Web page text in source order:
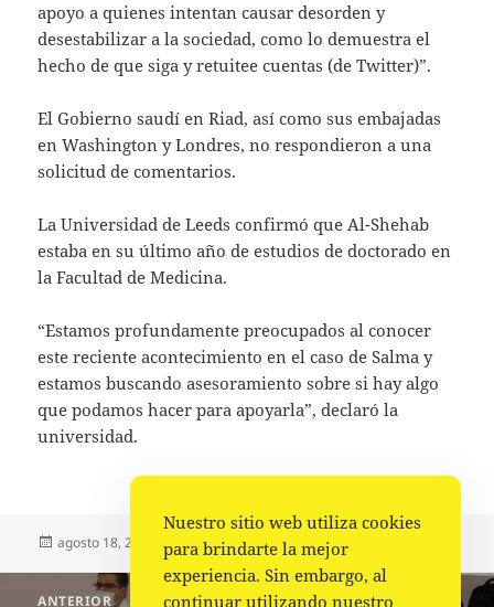
apoyo a quienes intentan causar desorden y
desestabilizar a la sociedad, como lo demuestra el
hecho de que siga y retuitee cuentas (de Twitter)”.
El Gobierno saudí en Riad, así como sus embajadas
en Washington y Londres, no respondieron a una
solicitud de comentarios.
La Universidad de Leeds confirmó que Al-Shehab
estaba en su último año de estudios de doctorado en
la Facultad de Medicina.
“Estamos profundamente preocupados al conocer
este reciente acontecimiento en el caso de Salma y
estamos buscando asesoramiento sobre si hay algo
que podamos hacer para apoyarla”, declaró la
universidad.
Publicado
agosto 18, 2022 Autor
Fuente Categorías
Mundo
Navegación
ANTERIOR
Nuestro sitio web utiliza cookies
para brindarte la mejor
experiencia. Sin embargo, al
continuar utilizando nuestro